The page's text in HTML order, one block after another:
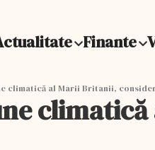
Finante
climatică al Marii Britanii,